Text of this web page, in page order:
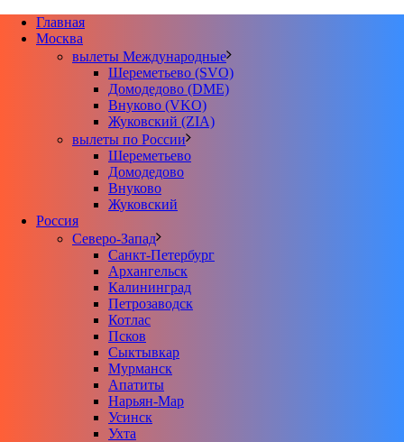
Главная
Москва
вылеты Международные
Шереметьево (SVO)
Домодедово (DME)
Внуково (VKO)
Жуковский (ZIA)
вылеты по России
Шереметьево
Домодедово
Внуково
Жуковский
Россия
Северо-Запад
Санкт-Петербург
Архангельск
Калининград
Петрозаводск
Котлас
Псков
Сыктывкар
Мурманск
Апатиты
Нарьян-Мар
Усинск
Ухта